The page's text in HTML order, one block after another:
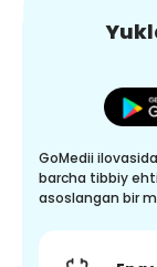
GoMedii
barcha tibbiy
asoslangan bir